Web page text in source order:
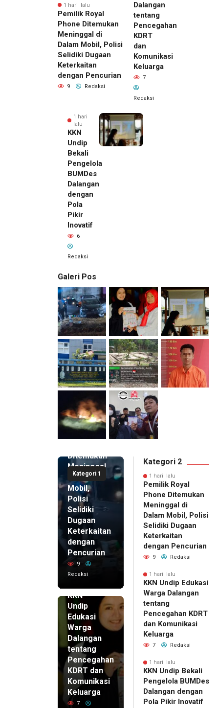
1 hari lalu
Pemilik Royal
Phone Ditemukan
Meninggal di
Dalam Mobil, Polisi
Selidiki Dugaan
Keterkaitan
dengan Pencurian
9 Redaksi
Dalangan
tentang
Pencegahan
KDRT
dan
Komunikasi
Keluarga
7
Redaksi
1 hari
lalu
KKN
Undip
Bekali
Pengelola
BUMDes
Dalangan
dengan
Pola
Pikir
Inovatif
6
Redaksi
Galeri Pos
Kategori 1
1 hari lalu
Pemilik
Ditemukan
Meninggal
di Dalam
Mobil,
Polisi
Selidiki
Dugaan
Keterkaitan
dengan
Pencurian
9
Redaksi
KKN
Undip
Edukasi
Warga
Dalangan
tentang
Pencegahan
KDRT dan
Komunikasi
Keluarga
7
Kategori 2
1 hari lalu
Pemilik Royal
Phone Ditemukan
Meninggal di
Dalam Mobil, Polisi
Selidiki Dugaan
Keterkaitan
dengan Pencurian
9 Redaksi
1 hari lalu
KKN Undip Edukasi
Warga Dalangan
tentang
Pencegahan KDRT
dan Komunikasi
Keluarga
7 Redaksi
1 hari lalu
KKN Undip Bekali
Pengelola BUMDes
Dalangan dengan
Pola Pikir Inovatif